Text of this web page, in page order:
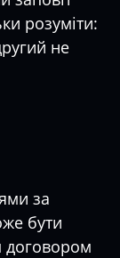
розуміти:
не
за
бути
договором